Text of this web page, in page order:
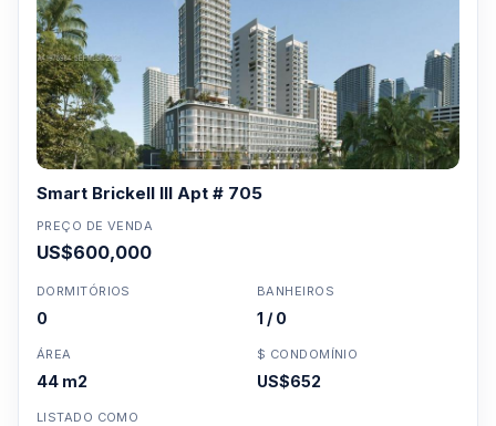
Smart Brickell III Apt # 705
PREÇO DE VENDA
US$600,000
DORMITÓRIOS
0
BANHEIROS
1 / 0
ÁREA
44 m2
$ CONDOMÍNIO
US$652
LISTADO COMO